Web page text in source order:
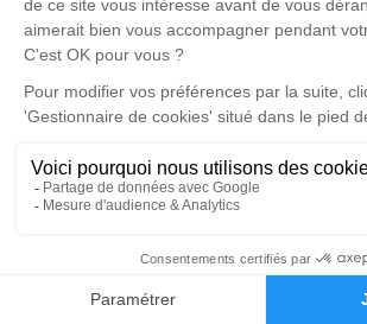
Faire-part
Un service de plantation d’arbre
disponible ici
Cérémonie religieuse
Église Saint Barthélemy
Place de la IVe République